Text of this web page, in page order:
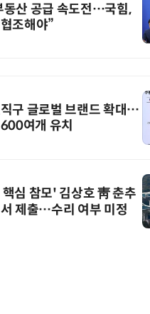
동산 공급 속도전…국힘,
조해야”
구 글로벌 브랜드 확대…
여개 유치
심 참모' 김상호 靑 춘추
제출…수리 여부 미정